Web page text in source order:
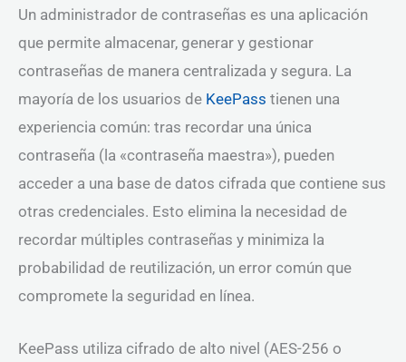
Un administrador de contraseñas es una aplicación
que permite almacenar, generar y gestionar
contraseñas de manera centralizada y segura. La
mayoría de los usuarios de KeePass tienen una
experiencia común: tras recordar una única
contraseña (la «contraseña maestra»), pueden
acceder a una base de datos cifrada que contiene sus
otras credenciales. Esto elimina la necesidad de
recordar múltiples contraseñas y minimiza la
probabilidad de reutilización, un error común que
compromete la seguridad en línea.
KeePass utiliza cifrado de alto nivel (AES-256 o